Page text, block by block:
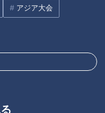
アジア大会
ベルの重さは、70キ